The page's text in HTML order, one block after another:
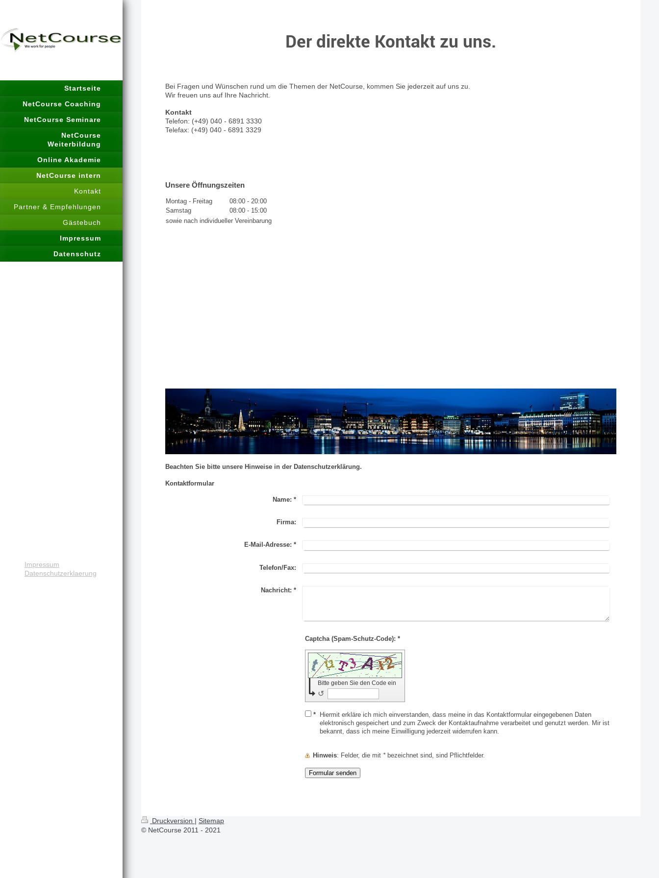
Startseite
NetCourse Coaching
NetCourse Seminare
NetCourse
Weiterbildung
Online Akademie
NetCourse intern
Kontakt
Partner & Empfehlungen
Gästebuch
Impressum
Datenschutz
Impressum
Datenschutzerklaerung
Der direkte Kontakt zu uns.
Bei Fragen und Wünschen rund um die Themen der NetCourse, kommen Sie jederzeit auf uns zu.
Wir freuen uns auf Ihre Nachricht.
Kontakt
Telefon: (+49) 040 - 6891 3330
Telefax: (+49) 040 - 6891 3329
Unsere Öffnungszeiten
Montag - Freitag 08:00 - 20:00
Samstag
08:00 - 15:00
sowie nach individueller Vereinbarung
Beachten Sie bitte unsere Hinweise in der Datenschutzerklärung.
Kontaktformular
Name: *
Firma:
E-Mail-Adresse: *
Telefon/Fax:
Nachricht: *
Captcha (Spam-Schutz-Code): *
Bitte geben Sie den Code ein
↺
*
Hiermit erkläre ich mich einverstanden, dass meine in das Kontaktformular eingegebenen Daten
elektronisch gespeichert und zum Zweck der Kontaktaufnahme verarbeitet und genutzt werden. Mir ist
bekannt, dass ich meine Einwilligung jederzeit widerrufen kann.
Hinweis : Felder, die mit *bezeichnet sind, sind Pflichtfelder.
Druckversion | Sitemap
© NetCourse 2011 - 2021